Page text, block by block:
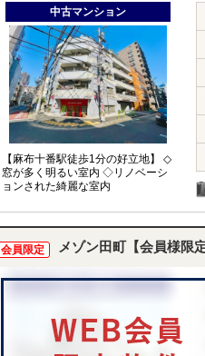
中古マンション
【麻布十番駅徒歩1分の好立地】 ◇
窓が多く明るい室内 ◇リノベーシ
ョンされた綺麗な室内
会員限定 メゾン田町【会員様限